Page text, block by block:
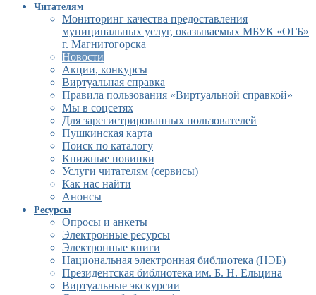
Читателям
Мониторинг качества предоставления
муниципальных услуг, оказываемых МБУК «ОГБ»
г. Магнитогорска
Новости
Акции, конкурсы
Виртуальная справка
Правила пользования «Виртуальной справкой»
Мы в соцсетях
Для зарегистрированных пользователей
Пушкинская карта
Поиск по каталогу
Книжные новинки
Услуги читателям (сервисы)
Как нас найти
Анонсы
Ресурсы
Опросы и анкеты
Электронные ресурсы
Электронные книги
Национальная электронная библиотека (НЭБ)
Президентская библиотека им. Б. Н. Ельцина
Виртуальные экскурсии